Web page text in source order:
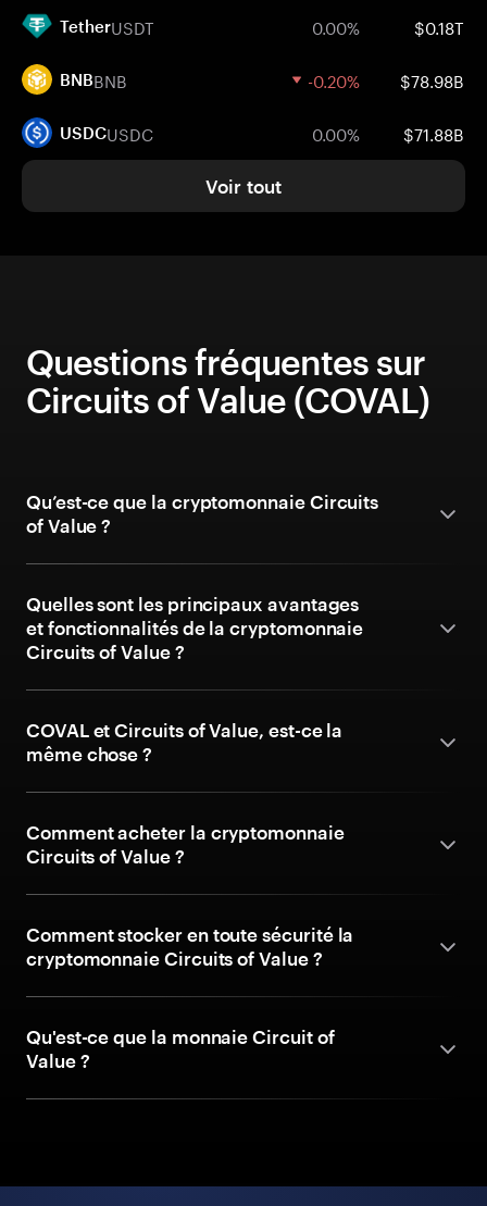
TetherUSDT 0.00% $0.18T
BNBBNB -0.20% $78.98B
USDCUSDC 0.00% $71.88B
Voir tout
Questions fréquentes sur
Circuits of Value (COVAL)
Qu’est-ce que la cryptomonnaie Circuits
of Value ?
Quelles sont les principaux avantages
et fonctionnalités de la cryptomonnaie
Circuits of Value ?
COVAL et Circuits of Value, est-ce la
même chose ?
Comment acheter la cryptomonnaie
Circuits of Value ?
Comment stocker en toute sécurité la
cryptomonnaie Circuits of Value ?
Qu'est-ce que la monnaie Circuit of
Value ?